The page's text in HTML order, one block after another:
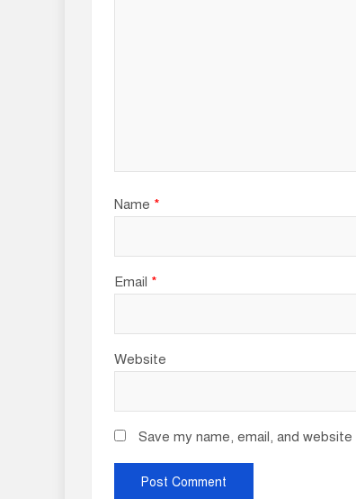
Name *
Email *
Website
Save my name, email, and